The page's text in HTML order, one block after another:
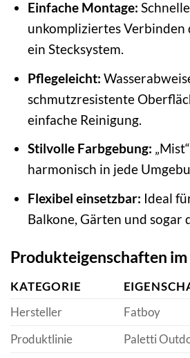
Einfache Montage:
unkompliziertes
ein Stecksystem.
Pflegeleicht:
schmutzresistente
einfache Reinigung.
Stilvolle Farbgebung:
harmonisch in jede
Flexibel einsetzbar: Ideal
Balkone, Gärten und sogar
Produkteigenschaften
KATEGORIE
Hersteller
Fatboy
Produktlinie
Paletti